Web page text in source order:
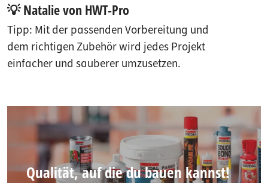
💡 Natalie von HWT-Pro
Tipp: Mit der passenden Vorbereitung und
dem richtigen Zubehör wird jedes Projekt
einfacher und sauberer umzusetzen.
Qualität, auf die du bauen kannst!